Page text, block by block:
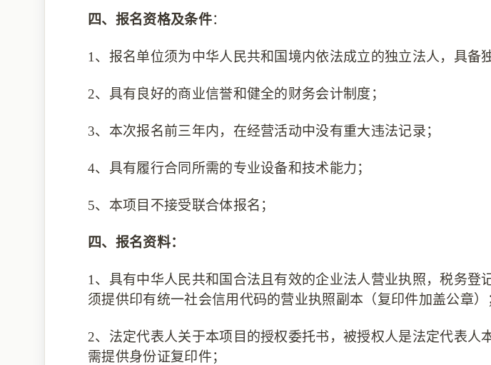
四、报名资格及条件：
1、报名单位须为中华人民共和国境内依法成立的独立法人，具备
2、具有良好的商业信誉和健全的财务会计制度；
3、本次报名前三年内，在经营活动中没有重大违法记录；
4、具有履行合同所需的专业设备和技术能力；
5、本项目不接受联合体报名；
四、报名资料：
1、具有中华人民共和国合法且有效的企业法人营业执照，税务
须提供印有统一社会信用代码的营业执照副本（复印件加盖公章）
2、 法定代表人关于本项目的授权委托书，被授权人是法定代表
需提供身份证复印件；